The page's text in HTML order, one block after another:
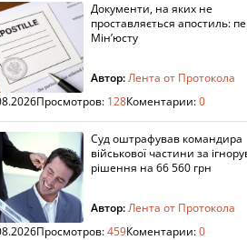
Документи, на яких не
проставляється апостиль:
Мін’юсту
Автор:Лента от Протокола
Просмотров: 128Коментарии:0
Суд оштрафував командира
військової частини за
рішення на 66 560 грн
Автор:Лента от Протокола
Просмотров:459Коментарии:0